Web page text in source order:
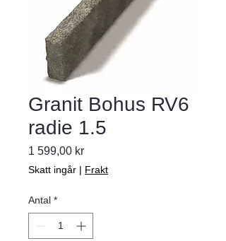
Granit Bohus RV6
radie 1.5
1 599,00 krPris
Skatt ingår | Frakt
Antal *